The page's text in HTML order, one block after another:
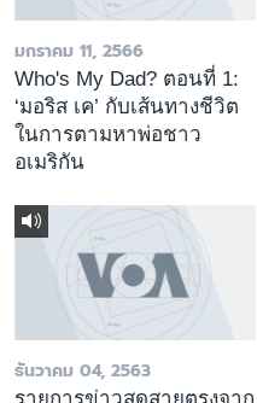
มกราคม 11, 2566
Who's My Dad? ตอนที่ 1:
‘มอริส เค’ กับเส้นทางชีวิต
ในการตามหาพ่อชาว
อเมริกัน
ธันวาคม 04, 2563